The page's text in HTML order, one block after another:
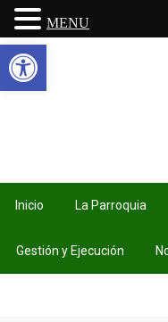
Inicio La Parroquia
Gestión y Ejecución
MENU
Abrir barra de herramientas